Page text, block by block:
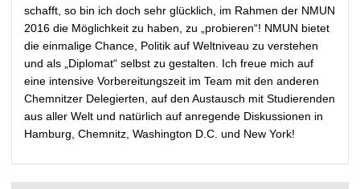
schafft, so bin ich doch sehr glücklich, im Rahmen der NMUN
2016 die Möglichkeit zu haben, zu „probieren“! NMUN bietet
die einmalige Chance, Politik auf Weltniveau zu verstehen
und als „Diplomat“ selbst zu gestalten. Ich freue mich auf
eine intensive Vorbereitungszeit im Team mit den anderen
Chemnitzer Delegierten, auf den Austausch mit Studierenden
aus aller Welt und natürlich auf anregende Diskussionen in
Hamburg, Chemnitz, Washington D.C. und New York!